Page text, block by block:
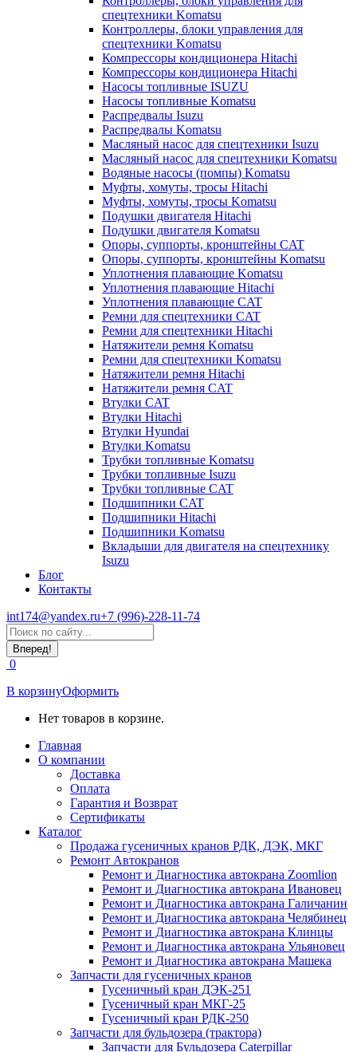
спецтехники Komatsu
Контроллеры, блоки управления для
спецтехники Komatsu
Компрессоры кондиционера Hitachi
Компрессоры кондиционера Hitachi
Насосы топливные ISUZU
Насосы топливные Komatsu
Распредвалы Isuzu
Распредвалы Komatsu
Масляный насос для спецтехники Isuzu
Масляный насос для спецтехники Komatsu
Водяные насосы (помпы) Komatsu
Муфты, хомуты, тросы Hitachi
Муфты, хомуты, тросы Komatsu
Подушки двигателя Hitachi
Подушки двигателя Komatsu
Опоры, суппорты, кронштейны CAT
Опоры, суппорты, кронштейны Komatsu
Уплотнения плавающие Komatsu
Уплотнения плавающие Hitachi
Уплотнения плавающие CAT
Ремни для спецтехники CAT
Ремни для спецтехники Hitachi
Натяжители ремня Komatsu
Ремни для спецтехники Komatsu
Натяжители ремня Hitachi
Натяжители ремня CAT
Втулки CAT
Втулки Hitachi
Втулки Hyundai
Втулки Komatsu
Трубки топливные Komatsu
Трубки топливные Isuzu
Трубки топливные CAT
Подшипники CAT
Подшипники Hitachi
Подшипники Komatsu
Вкладыши для двигателя на спецтехнику
Isuzu
Блог
Контакты
int174@yandex.ru+7 (996)-228-11-74
Страница
WhatsApp
открывается
в
новом
окне
Поиск:
0
В корзинуОформить
Нет товаров в корзине.
Главная
О компании
Доставка
Оплата
Гарантия и Возврат
Сертификаты
Каталог
Продажа гусеничных кранов РДК, ДЭК, МКГ
Ремонт Автокранов
Ремонт и Диагностика автокрана Zoomlion
Ремонт и Диагностика автокрана Ивановец
Ремонт и Диагностика автокрана Галичанин
Ремонт и Диагностика автокрана Челябинец
Ремонт и Диагностика автокрана Клинцы
Ремонт и Диагностика автокрана Ульяновец
Ремонт и Диагностика автокрана Машека
Запчасти для гусеничных кранов
Гусеничный кран ДЭК-251
Гусеничный кран МКГ-25
Гусеничный кран РДК-250
Запчасти для бульдозера (трактора)
Запчасти для Бульдозера Caterpillar